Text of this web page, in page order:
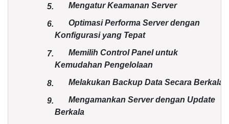
5. Mengatur Keamanan Server
6.
Optimasi Performa Server dengan
Konfigurasi yang Tepat
7.
Memilih Control Panel untuk
Kemudahan Pengelolaan
8. Melakukan Backup Data Secara Berkala
9.
Mengamankan Server dengan Update
Berkala